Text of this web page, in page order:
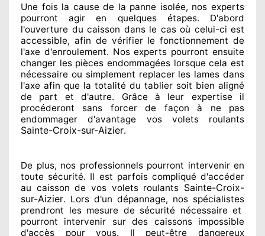
Une fois la causede la panne isolée, nos experts
pourront agiren quelques étapes. D'abord
l'ouverture du caisson dans le cas où celui-ci est
accessible, afin de vérifier le fonctionnement de
l'axe d'enroulement. Nos experts pourront ensuite
changer les pièces endommagées lorsque cela est
nécessaire ou simplement replacerles lames dans
l'axe afin que la totalité du tablier soit bien aligné
de part et d'autre. Grâce à leur expertiseil
procéderont sans forcer de façon à ne pas
endommager d'avantage vos volets roulants
Sainte-Croix-sur-Aizier.
De plus, nos professionnelspourront interveniren
toute sécurité. Il est parfois compliquéd'accéder
au caisson de vos volets roulants Sainte-Croix-
sur-Aizier. Lors d'un dépannage, nos spécialistes
prendront les mesure de sécurité nécessaireet
pourront intervenir sur des caissons impossible
d'accès pour vous. Il peut-être dangereux